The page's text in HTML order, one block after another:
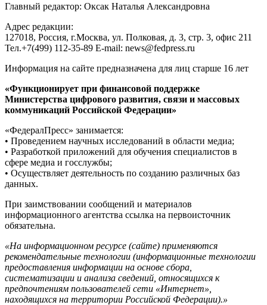
Главный редактор: Оксак Наталья Александровна
Адрес редакции:
127018, Россия, г.Москва, ул. Полковая, д. 3, стр. 3, офис 211
Тел.+7(499) 112-35-89 E-mail: news@fedpress.ru
Информация на сайте предназначена для лиц старше 16 лет
«Функционирует при финансовой поддержке
Министерства цифрового развития, связи и массовых
коммуникаций Российской Федерации»
«ФедералПресс» занимается:
• Проведением научных исследований в области медиа;
• Разработкой приложений для обучения специалистов в
сфере медиа и госслужбы;
• Осуществляет деятельность по созданию различных баз
данных.
При заимствовании сообщений и материалов
информационного агентства ссылка на первоисточник
обязательна.
«На информационном ресурсе (сайте) применяются
рекомендательные технологии (информационные технологии
предоставления информации на основе сбора,
систематизации и анализа сведений, относящихся к
предпочтениям пользователей сети «Интернет»,
находящихся на территории Российской Федерации).»